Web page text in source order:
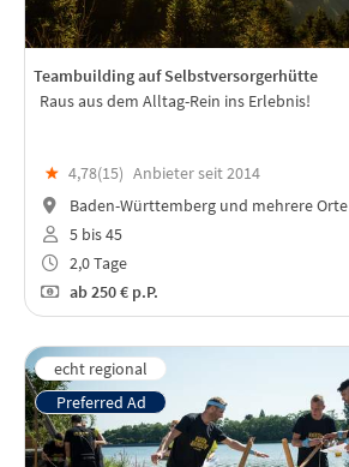
Teambuilding auf Selbstversorgerhütte
Raus aus dem Alltag-Rein ins Erlebnis!
★ 4,78(15) Anbieter seit 2014
Baden-Württemberg und mehrere Orte
5 bis 45
2,0 Tage
ab250 € p.P.